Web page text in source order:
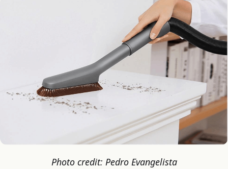
Photo credit: Pedro Evangelista